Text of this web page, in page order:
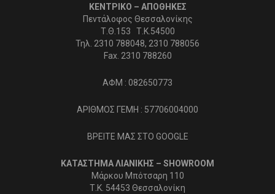
ΚΕΝΤΡΙΚΟ – ΑΠΟΘΗΚΕΣ
Πεντάλοφος Θεσσαλονίκης
Τ.Θ.153 Τ.Κ.54500
Τηλ. 2310 788048, 2310 788056
Fax. 2310 788260
ΑΦΜ : 082650773
ΑΡΙΘΜΟΣ ΓΕΜΗ : 57706004000
ΒΡΕΙΤΕ ΜΑΣ ΣΤΟ GOOGLE
ΚΑΤΑΣΤΗΜΑ ΛΙΑΝΙΚΗΣ – SHOWROOM
Μάρκου Μπότσαρη 110
Τ.Κ. 54453 Θεσσαλονίκη